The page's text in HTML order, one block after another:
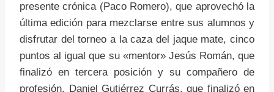
presente crónica (Paco Romero), que aprovechó la
última edición para mezclarse entre sus alumnos y
disfrutar del torneo a la caza del jaque mate, cinco
puntos al igual que su «mentor» Jesús Román, que
finalizó en tercera posición y su compañero de
profesión, Daniel Gutiérrez Currás, que finalizó en